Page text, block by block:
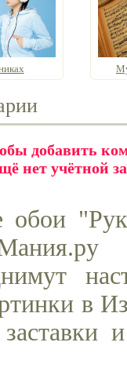
добавить
нет учётной
обои
в